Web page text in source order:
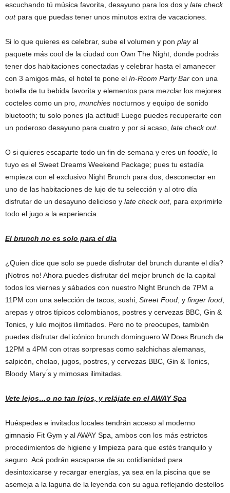
escuchando tú música favorita, desayuno para los dos y late check
out para que puedas tener unos minutos extra de vacaciones.
Si lo que quieres es celebrar, sube el volumen y pon playal
paquete más cool de la ciudad con Own The Night, donde podrás
tener dos habitaciones conectadas y celebrar hasta el amanecer
con 3 amigos más, el hotel te pone el In-Room Party Bar con una
botella de tu bebida favorita y elementos para mezclar los mejores
cocteles como un pro, munchies nocturnos y equipo de sonido
bluetooth; tu solo pones ¡la actitud! Luego puedes recuperarte con
un poderoso desayuno para cuatro y por si acaso, late check out.
O si quieres escaparte todo un fin de semana y eres un foodie , lo
tuyo es el Sweet Dreams Weekend Package; pues tu estadía
empieza con el exclusivo Night Brunch para dos, desconectar en
uno de las habitaciones de lujo de tu selección y al otro día
disfrutar de un desayuno delicioso y late check out, para exprimirle
todo el jugo a la experiencia.
El brunch no es solo para el día
¿Quien dice que solo se puede disfrutar del brunch durante el día?
¡Notros no! Ahora puedes disfrutar del mejor brunch de la capital
todos los viernes y sábados con nuestro Night Brunch de 7PM a
11PM con una selección de tacos, sushi, Street Food , y finger food
arepas y otros típicos colombianos, postres y cervezas BBC, Gin &
Tonics, y lulo mojitos ilimitados. Pero no te preocupes, también
puedes disfrutar del icónico brunch dominguero W Does Brunch de
12PM a 4PM con otras sorpresas como salchichas alemanas,
salpicón, cholao, jugos, postres, y cervezas BBC, Gin & Tonics,
Bloody Mary ́s y mimosas ilimitadas.
Vete lejos…o no tan lejos, y relájate en el AWAY Spa
Huéspedes e invitados locales tendrán acceso al moderno
gimnasio Fit Gym y al AWAY Spa, ambos con los más estrictos
procedimientos de higiene y limpieza para que estés tranquilo y
seguro. Acá podrán escaparse de su cotidianidad para
desintoxicarse y recargar energías, ya sea en la piscina que se
asemeja a la laguna de la leyenda con su agua reflejando destellos